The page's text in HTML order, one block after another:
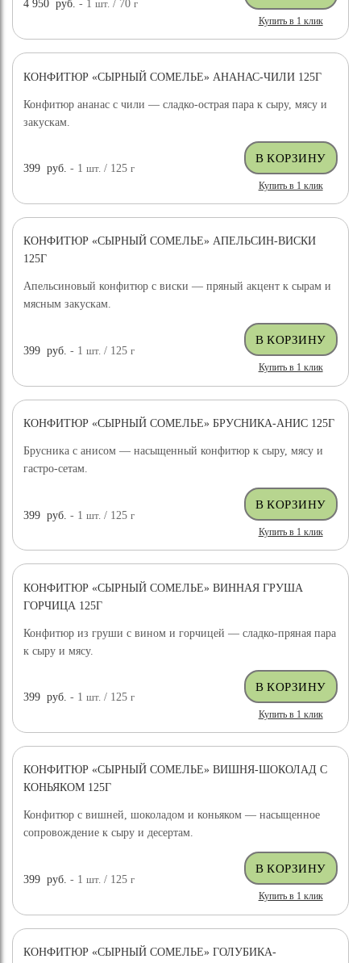
4 950 руб. - 1шт. / 70г
Купить в 1 клик
КОНФИТЮР «СЫРНЫЙ СОМЕЛЬЕ» АНАНАС-ЧИЛИ 125Г
Конфитюр ананас с чили — сладко-острая пара к сыру, мясу и
закускам.
399 руб. - 1шт. / 125г
Купить в 1 клик
КОНФИТЮР «СЫРНЫЙ СОМЕЛЬЕ» АПЕЛЬСИН-ВИСКИ
125Г
Апельсиновый конфитюр с виски — пряный акцент к сырам и
мясным закускам.
399 руб. - 1шт. / 125г
Купить в 1 клик
КОНФИТЮР «СЫРНЫЙ СОМЕЛЬЕ» БРУСНИКА-АНИС 125Г
Брусника с анисом — насыщенный конфитюр к сыру, мясу и
гастро-сетам.
399 руб. - 1шт. / 125г
Купить в 1 клик
КОНФИТЮР «СЫРНЫЙ СОМЕЛЬЕ» ВИННАЯ ГРУША
ГОРЧИЦА 125Г
Конфитюр из груши с вином и горчицей — сладко-пряная пара
к сыру и мясу.
399 руб. - 1шт. / 125г
Купить в 1 клик
КОНФИТЮР «СЫРНЫЙ СОМЕЛЬЕ» ВИШНЯ-ШОКОЛАД С
КОНЬЯКОМ 125Г
Конфитюр с вишней, шоколадом и коньяком — насыщенное
сопровождение к сыру и десертам.
399 руб. - 1шт. / 125г
Купить в 1 клик
КОНФИТЮР «СЫРНЫЙ СОМЕЛЬЕ» ГОЛУБИКА-